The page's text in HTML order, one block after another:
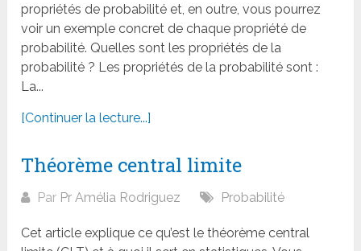
propriétés de probabilité et, en outre, vous pourrez
voir un exemple concret de chaque propriété de
probabilité. Quelles sont les propriétés de la
probabilité ? Les propriétés de la probabilité sont :
La...
[Continuer la lecture...]
Théorème central limite
Par Pr Amélia Rodriguez Probabilité
Cet article explique ce qu’est le théorème central